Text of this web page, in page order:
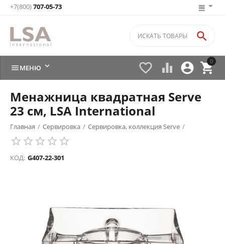
+7(800)707-05-73
0


 

МЕНЮ 
Менажница квадратная Serve
23 см, LSA International
Главная / Сервировка / Сервировка, коллекция Serve /
КОД: G407-22-301